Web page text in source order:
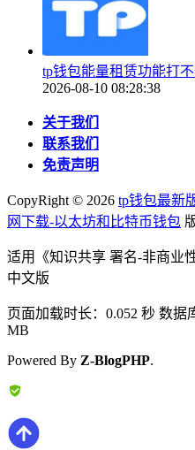
tp钱包能量租赁功能打
2026-08-10 08:28:38
关于我们
联系我们
免责声明
CopyRight © 2026 tp钱包最新
网下载-以太坊和比特币钱包
适用《知识共享 署名-非商业
中文版
页面加载时长：0.052 秒 数据
MB
Powered By Z-BlogPHP.